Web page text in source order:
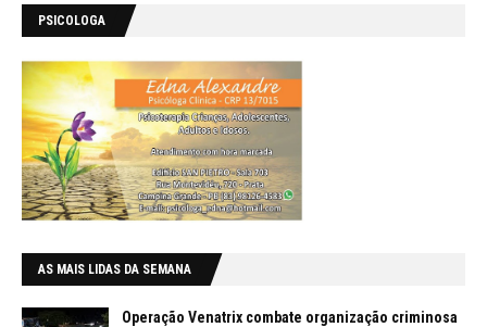
PSICOLOGA
AS MAIS LIDAS DA SEMANA
Operação Venatrix combate organização criminosa